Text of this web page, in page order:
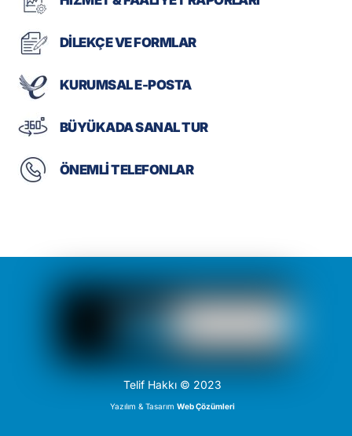
DİLEKÇE VE FORMLAR
KURUMSAL E-POSTA
BÜYÜKADA SANAL TUR
ÖNEMLİ TELEFONLAR
Telif Hakkı © 2023
Yazılım & TasarımWeb Çözümleri